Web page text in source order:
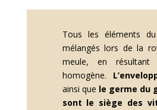
Tous les éléments
mélangés lors de la
meule, en résultant
homogène.
ainsi que le germe du
sont le siège des